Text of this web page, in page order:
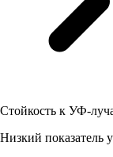
Стойкость к УФ-
Низкий показатель